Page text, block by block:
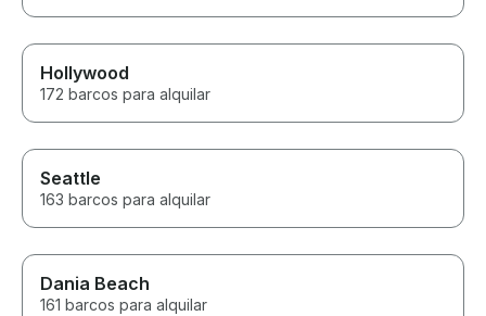
Hollywood
172 barcos para alquilar
Seattle
163 barcos para alquilar
Dania Beach
161 barcos para alquilar